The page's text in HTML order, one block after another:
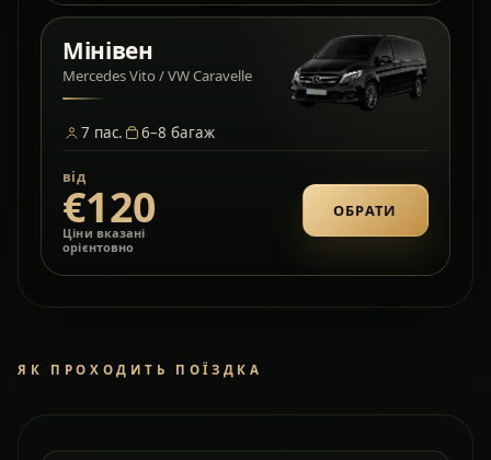
Мінівен
Mercedes Vito / VW Caravelle
7 пас. 6–8 багаж
від
€120
Ціни вказані
орієнтовно
ОБРАТИ
ЯК ПРОХОДИТЬ ПОЇЗДКА